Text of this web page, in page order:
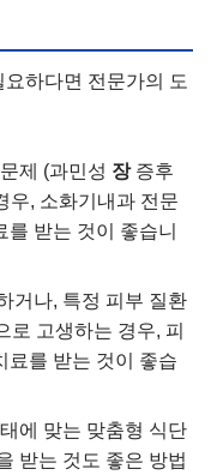
하다면 전문가의 도
제 (과민성 장증후
우, 소화기내과 전문
받는 것이 좋습니
거나, 특정 피부 질환
로 고생하는 경우, 피
료를 받는 것이 좋습
에 맞는 맞춤형 식단
받는 것도 좋은 방법